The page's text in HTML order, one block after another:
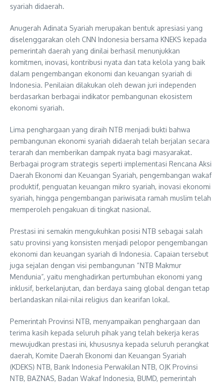
syariah didaerah.
Anugerah Adinata Syariah merupakan bentuk apresiasi yang
diselenggarakan oleh CNN Indonesia bersama KNEKS kepada
pemerintah daerah yang dinilai berhasil menunjukkan
komitmen, inovasi, kontribusi nyata dan tata kelola yang baik
dalam pengembangan ekonomi dan keuangan syariah di
Indonesia. Penilaian dilakukan oleh dewan juri independen
berdasarkan berbagai indikator pembangunan ekosistem
ekonomi syariah.
Lima penghargaan yang diraih NTB menjadi bukti bahwa
pembangunan ekonomi syariah didaerah telah berjalan secara
terarah dan memberikan dampak nyata bagi masyarakat.
Berbagai program strategis seperti implementasi Rencana Aksi
Daerah Ekonomi dan Keuangan Syariah, pengembangan wakaf
produktif, penguatan keuangan mikro syariah, inovasi ekonomi
syariah, hingga pengembangan pariwisata ramah muslim telah
memperoleh pengakuan di tingkat nasional.
Prestasi ini semakin mengukuhkan posisi NTB sebagai salah
satu provinsi yang konsisten menjadi pelopor pengembangan
ekonomi dan keuangan syariah di Indonesia. Capaian tersebut
juga sejalan dengan visi pembangunan “NTB Makmur
Mendunia”, yaitu menghadirkan pertumbuhan ekonomi yang
inklusif, berkelanjutan, dan berdaya saing global dengan tetap
berlandaskan nilai-nilai religius dan kearifan lokal.
Pemerintah Provinsi NTB, menyampaikan penghargaan dan
terima kasih kepada seluruh pihak yang telah bekerja keras
mewujudkan prestasi ini, khususnya kepada seluruh perangkat
daerah, Komite Daerah Ekonomi dan Keuangan Syariah
(KDEKS) NTB, Bank Indonesia Perwakilan NTB, OJK Provinsi
NTB, BAZNAS, Badan Wakaf Indonesia, BUMD, pemerintah